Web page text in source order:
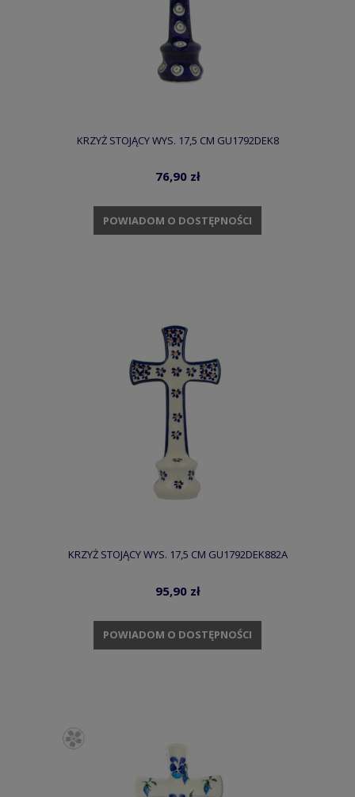
KRZYŻ STOJĄCY WYS. 17,5 CM GU1792DEK8
76,90 zł
POWIADOM O DOSTĘPNOŚCI
KRZYŻ STOJĄCY WYS. 17,5 CM GU1792DEK882A
95,90 zł
POWIADOM O DOSTĘPNOŚCI